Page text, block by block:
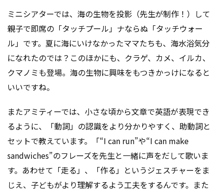
ミニシアターでは、海の生物を投影（先生が制作！）して
親子で即席の「タッチプール」ナならぬ「タッチウォー
ル」です。夏に海にいけなかったママたちも、海水浴気分
になれたのでは？このほかにも、クラゲ、カメ、イルカ、
クマノミも登場。海の生物に興味をもつきかっけになると
いいですね。
またアミティーでは、小さな頃から文章で英語が表現でき
るように、「動詞」の認識をより分かりやすく、助動詞と
セットで教えています。「“I can run”や“I can make
sandwiches”のフレーズを先生と一緒に声をだして歌いま
す。あわせて「走る」、「作る」というジェスチャーをま
じえ、子どもがより理解するよう工夫をするんです。また